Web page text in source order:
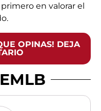
primero en valorar el
OPINAS! DEJA